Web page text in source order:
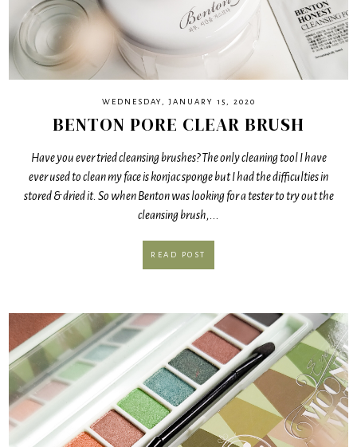
WEDNESDAY, JANUARY 15, 2020
BENTON PORE CLEAR BRUSH
Have you ever tried cleansing brushes? The only cleaning tool I have
ever used to clean my face is konjac sponge but I had the difficulties in
stored & dried it. So when Benton was looking for a tester to try out the
cleansing brush,...
READ POST